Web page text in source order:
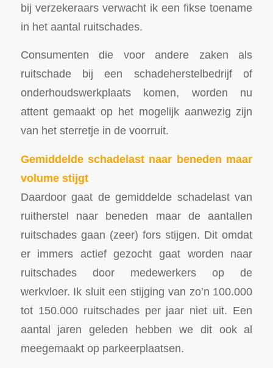
bij verzekeraars verwacht ik een fikse toename
in het aantal ruitschades.
Consumenten die voor andere zaken als
ruitschade bij een schadeherstelbedrijf of
onderhoudswerkplaats komen, worden nu
attent gemaakt op het mogelijk aanwezig zijn
van het sterretje in de voorruit.
Gemiddelde schadelast naar beneden maar
volume stijgt
Daardoor gaat de gemiddelde schadelast van
ruitherstel naar beneden maar de aantallen
ruitschades gaan (zeer) fors stijgen. Dit omdat
er immers actief gezocht gaat worden naar
ruitschades door medewerkers op de
werkvloer. Ik sluit een stijging van zo’n 100.000
tot 150.000 ruitschades per jaar niet uit. Een
aantal jaren geleden hebben we dit ook al
meegemaakt op parkeerplaatsen.